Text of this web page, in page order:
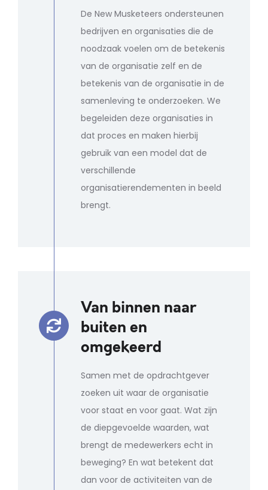
De New Musketeers ondersteunen
bedrijven en organisaties die de
noodzaak voelen om de betekenis
van de organisatie zelf en de
betekenis van de organisatie in de
samenleving te onderzoeken. We
begeleiden deze organisaties in
dat proces en maken hierbij
gebruik van een model dat de
verschillende
organisatierendementen in beeld
brengt.
Van binnen naar
buiten en
omgekeerd
Samen met de opdrachtgever
zoeken uit waar de organisatie
voor staat en voor gaat. Wat zijn
de diepgevoelde waarden, wat
brengt de medewerkers echt in
beweging? En wat betekent dat
dan voor de activiteiten van de